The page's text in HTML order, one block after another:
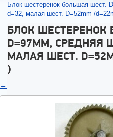
Блок шестеренок большая шест.
d=32, малая шест. D=52mm /
БЛОК ШЕСТЕРЕНОК
D=97MM, СРЕДНЯЯ
МАЛАЯ ШЕСТ.
)
←